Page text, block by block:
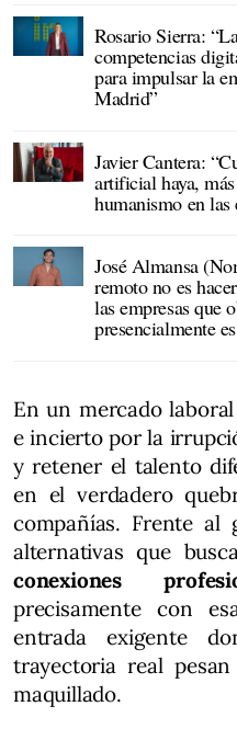
Rosario Sierra:
competencias
para impulsar la
Madrid”
Javier Cantera:
artificial haya,
humanismo en las
José Almansa
remoto no es
las empresas que
presencialmente
método"
En un mercado
e incierto por la
y retener el talento
en el verdadero
compañías. Frente al
alternativas que
conexiones
precisamente con
entrada exigente
trayectoria real
maquillado.